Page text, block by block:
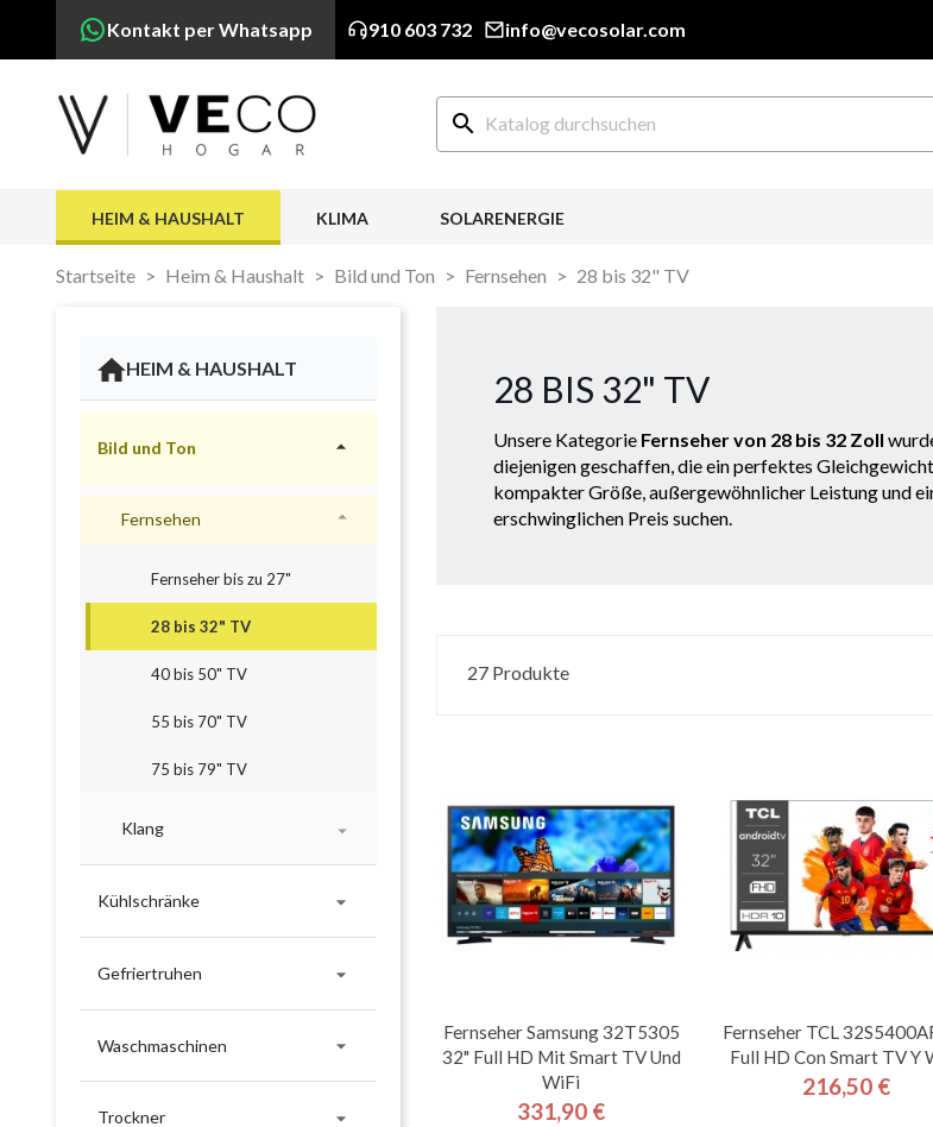
Kontakt per Whatsapp 910 603 732 info@vecosolar.com
search
HEIM & HAUSHALT KLIMA SOLARENERGIE
Startseite Heim & Haushalt Bild und Ton Fernsehen 28 bis 32" TV
HEIM & HAUSHALT
Bild und Ton 
Fernsehen 
Fernseher bis zu 27"
28 bis 32" TV
40 bis 50" TV
55 bis 70" TV
75 bis 79" TV
Klang 
Kühlschränke 
Gefriertruhen 
Waschmaschinen 
Trockner 
28 BIS 32" TV
Unsere Kategorie Fernseher von 28 bis 32 Zoll
diejenigen geschaffen, die ein perfektes
kompakter Größe, außergewöhnlicher Leistung und
erschwinglichen Preis suchen.
27 Produkte
Fernseher Samsung 32T5305
32" Full HD Mit Smart TV Und
WiFi
Preis
331,90 €
Fernseher TCL
Full HD Con Smart TV Y
Preis
216,50 €